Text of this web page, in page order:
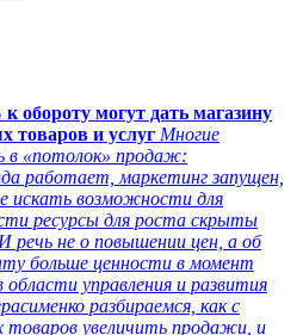
обороту могут дать магазину
товаров и услуг Многие
в «потолок» продаж:
работает, маркетинг запущен,
искать возможности для
ресурсы для роста скрыты
речь не о повышении цен, а об
больше ценности в момент
области управления и развития
разбираемся, как с
увеличить продажи, и